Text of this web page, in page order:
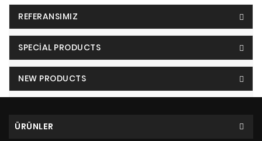
REFERANSIMIZ
SPECIAL PRODUCTS
NEW PRODUCTS
ÜRÜNLER